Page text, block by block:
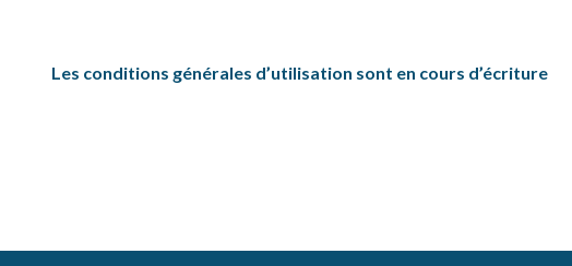
Les conditions générales d’utilisation sont en cours d’écriture